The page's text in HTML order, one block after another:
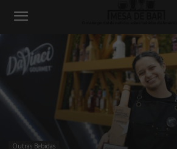
Outras Bebidas